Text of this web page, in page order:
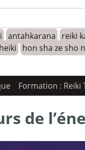
antahkarana reiki
hon sha ze sho
Formation : Reiki
de